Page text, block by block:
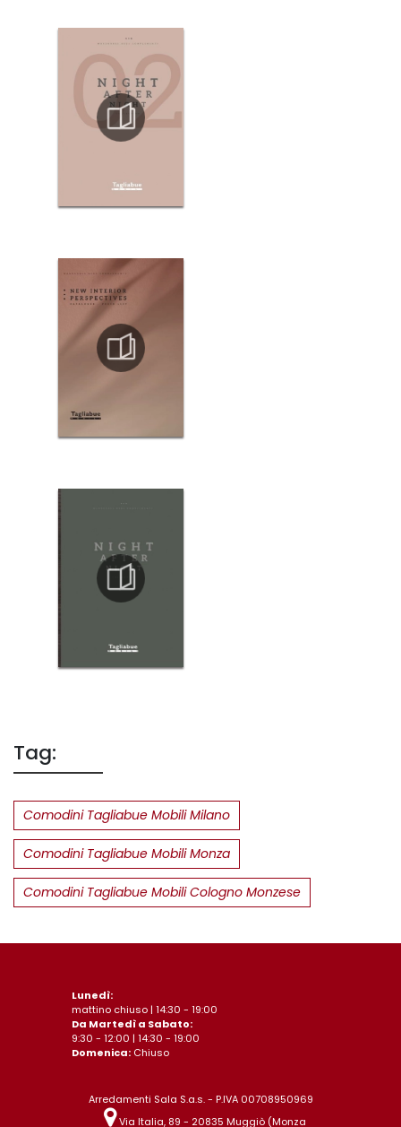
Tag:
Comodini Tagliabue Mobili Milano
Comodini Tagliabue Mobili Monza
Comodini Tagliabue Mobili Cologno Monzese
Lunedì:
mattino chiuso | 14:30 - 19:00
Da Martedì a Sabato:
9:30 - 12:00 | 14:30 - 19:00
Domenica: Chiuso
Arredamenti Sala S.a.s. - P.IVA 00708950969
Via Italia, 89 - 20835 Muggiò (Monza